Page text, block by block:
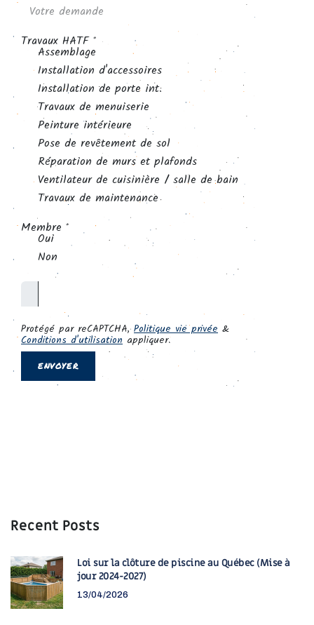
Recent Posts
Loi sur la clôture de piscine au Québec (Mise à
jour 2024-2027)
13/04/2026